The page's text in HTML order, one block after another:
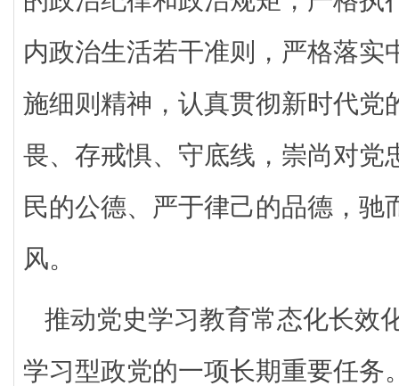
内政治生活若干准则，严格落实
施细则精神，认真贯彻新时代党
畏、存戒惧、守底线，崇尚对党
民的公德、严于律己的品德，驰
风。
推动党史学习教育常态化长效
学习型政党的一项长期重要任务